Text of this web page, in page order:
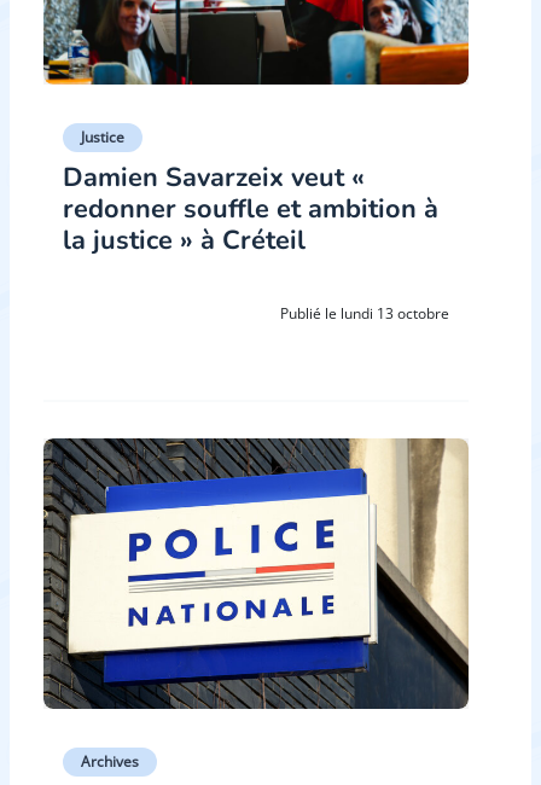
Justice
Damien Savarzeix veut «
redonner souffle et ambition à
la justice » à Créteil
Publié le lundi 13 octobre
Archives